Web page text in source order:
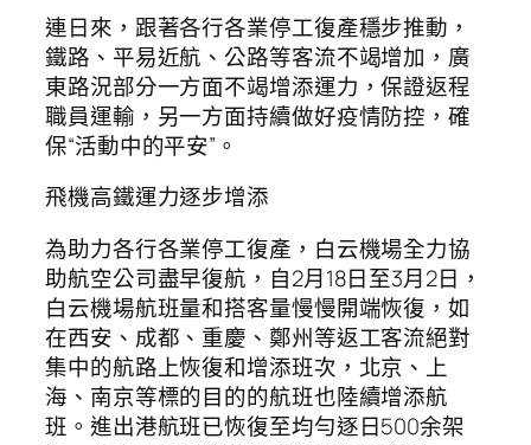
連日來，跟著各行各業停工復產穩步推動，
鐵路、平易近航、公路等客流不竭增加，廣
東路況部分一方面不竭增添運力，保證返程
職員運輸，另一方面持續做好疫情防控，確
保“活動中的平安”。
飛機高鐵運力逐步增添
為助力各行各業停工復產，白云機場全力協
助航空公司盡早復航，自2月18日至3月2日，
白云機場航班量和搭客量慢慢開端恢復，如
在西安、成都、重慶、鄭州等返工客流絕對
集中的航路上恢復和增添班次，北京、上
海、南京等標的目的的航班也陸續增添航
班。進出港航班已恢復至均勻逐日500余架